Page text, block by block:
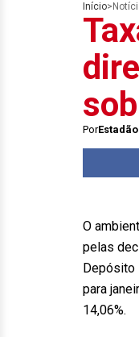
Início>
Por
O
pelas
Depósito
para
14,06%.